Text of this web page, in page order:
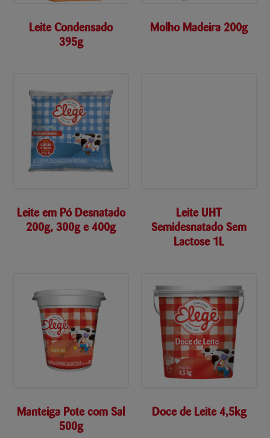
Leite Condensado
395g
Molho Madeira 200g
Leite em Pó Desnatado
200g, 300g e 400g
Leite UHT
Semidesnatado Sem
Lactose 1L
Manteiga Pote com Sal
500g
Doce de Leite 4,5kg